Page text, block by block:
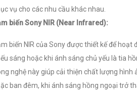
vụ cho các nhu cầu khác nhau.
biến Sony NIR (Near Infrared):
biến NIR của Sony được thiết kế để
sáng hoặc khi ánh sáng chủ yếu là tia
nghệ này giúp cải thiện chất lượng hình
ban đêm, khi ánh sáng hồng ngoại trở